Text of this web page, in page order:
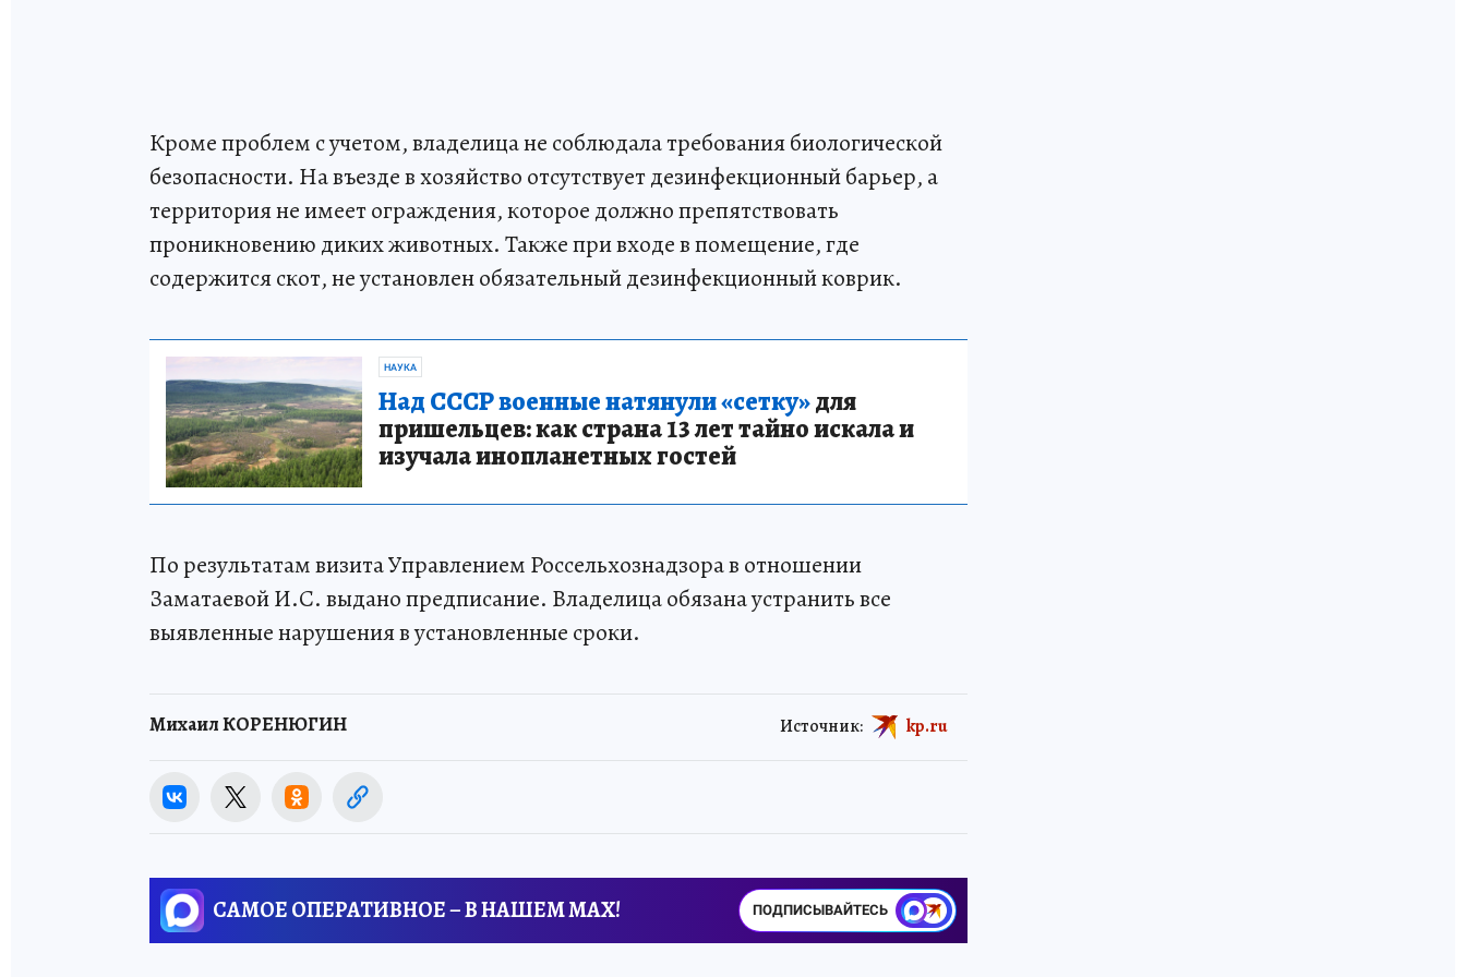
Кроме проблем с учетом, владелица не соблюдала требования биологической
безопасности. На въезде в хозяйство отсутствует дезинфекционный барьер, а
территория не имеет ограждения, которое должно препятствовать
проникновению диких животных. Также при входе в помещение, где
содержится скот, не установлен обязательный дезинфекционный коврик.
НАУКА
Над СССР военные натянули «сетку»для
пришельцев: как страна 13 лет тайно искала и
изучала инопланетных гостей
По результатам визита Управлением Россельхознадзора в отношении
Заматаевой И.С. выдано предписание. Владелица обязана устранить все
выявленные нарушения в установленные сроки.
Михаил КОРЕНЮГИН Источник: kp.ru
САМОЕ ОПЕРАТИВНОЕ – В НАШЕМ MAX! ПОДПИСЫВАЙТЕСЬ